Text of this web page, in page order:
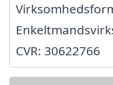
CVR: 30622766